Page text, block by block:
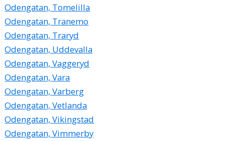
Odengatan, Tomelilla
Odengatan, Tranemo
Odengatan, Traryd
Odengatan, Uddevalla
Odengatan, Vaggeryd
Odengatan, Vara
Odengatan, Varberg
Odengatan, Vetlanda
Odengatan, Vikingstad
Odengatan, Vimmerby